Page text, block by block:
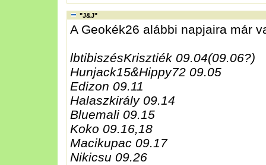
"J&J"
A Geokék26 alábbi napjaira már
lbtibiszésKrisztiék 09.04(09.06?)
Hunjack15&Hippy72 09.05
Edizon 09.11
Halaszkirály 09.14
Bluemali 09.15
Koko 09.16,18
Macikupac 09.17
Nikicsu 09.26